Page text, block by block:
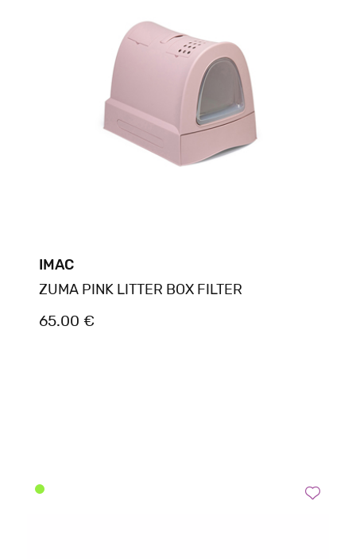
IMAC
ZUMA PINK LITTER BOX FILTER
65.00 €